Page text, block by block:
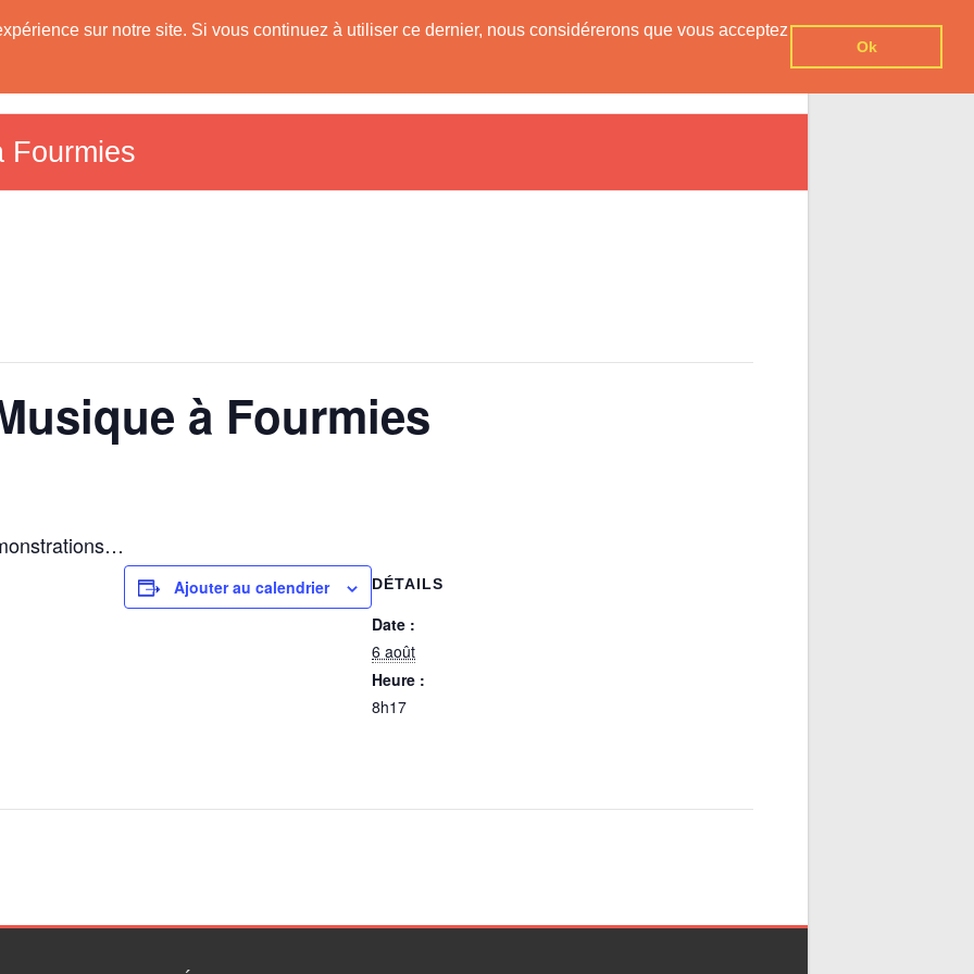
sur notre site. Si vous continuez à utiliser ce dernier, nous considérerons que vous acceptez
Ok
Fourmies
à Fourmies
Ajouter au calendrier DÉTAILS
Date :
6 août
Heure :
8h17